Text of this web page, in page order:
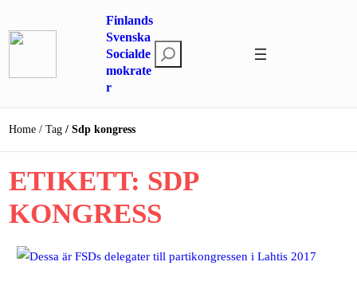
till
Finlands
Svenska
Socialde
mokrate
r
ö
Home Tag Sdp kongress
ETIKETT: SDP
KONGRESS